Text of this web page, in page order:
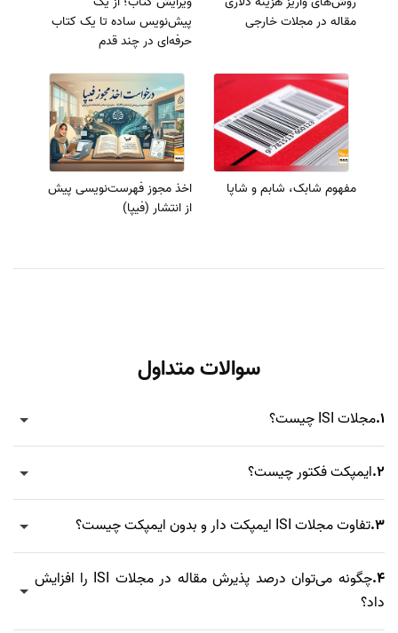
مقاله در مجلات خارجی
پیش‌نویس ساده تا یک کتاب
حرفه‌ای در چند قدم
مفهوم شابک، شابم و شاپا
اخذ مجوز فهرست‌نویسی پیش
از انتشار (فیپا)
سوالات متداول
1.مجلات ISI چیست؟
2. ایمپکت فکتور چیست؟
3.تفاوت مجلات ISI ایمپکت دار و بدون ایمپکت چیست؟
4.
چگونه می‌توان درصد پذیرش مقاله در مجلات ISI را افزایش
داد؟